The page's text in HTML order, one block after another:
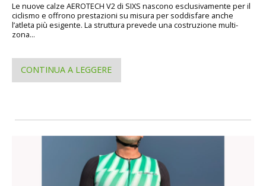
Le nuove calze AEROTECH V2 di SIXS nascono esclusivamente per il
ciclismo e offrono prestazioni su misura per soddisfare anche
l’atleta più esigente. La struttura prevede una costruzione multi-
zona...
CONTINUA A LEGGERE